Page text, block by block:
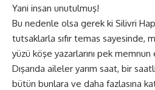
Yani insan unutulmuş!
Bu nedenle olsa gerek ki Silivri
tutsaklarla sıfır temas sayesinde,
yüzü köşe yazarlarını pek
Dışarıda aileler yarım saat, bir
bütün bunlara ve daha fazlasına